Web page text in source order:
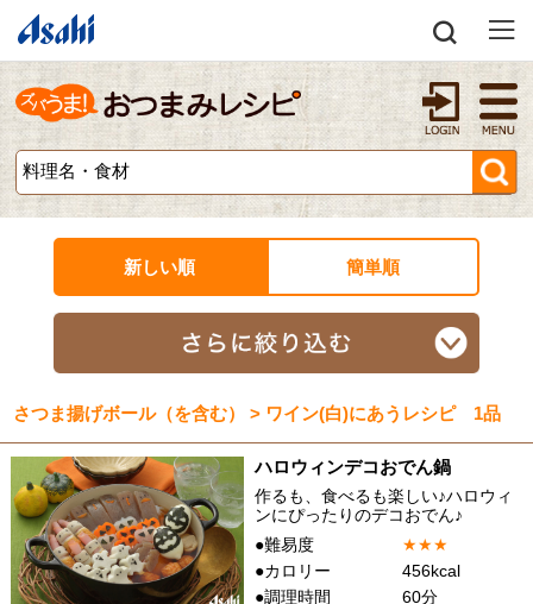
新しい順 簡単順
さつま揚げボール（を含む） > ワイン(白)にあうレシピ 1品
ハロウィンデコおでん鍋
作るも、食べるも楽しい♪ハロウィ
ンにぴったりのデコおでん♪
●難易度
★★★
●カロリー
456kcal
●調理時間
60分